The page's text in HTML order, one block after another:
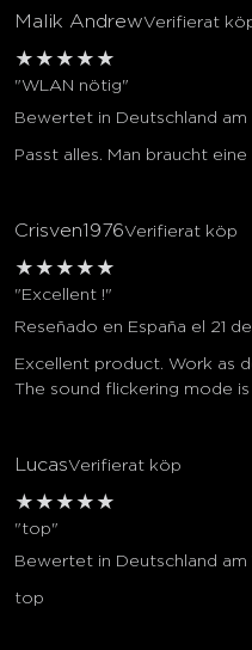
Malik AndrewVerifierat
★ ★ ★ ★ ★
"WLAN nötig"
Bewertet in Deutschland am
Passt alles. Man braucht
Crisven1976Verifierat köp
★ ★ ★ ★ ★
"Excellent !"
Reseñado en España el 21
Excellent product. Work as
The sound flickering mode
LucasVerifierat köp
★ ★ ★ ★ ★
"top"
Bewertet in Deutschland am
top